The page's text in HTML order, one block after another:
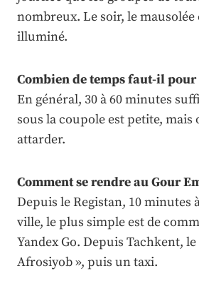
nombreux. Le soir, le
illuminé.
Combien de temps faut-il pour
En général, 30 à 60 minutes
sous la coupole est petite, mais
attarder.
Comment se rendre au Gour
Depuis le Registan, 10 minutes
ville, le plus simple est de
Yandex Go. Depuis Tachkent,
Afrosiyob », puis un taxi.